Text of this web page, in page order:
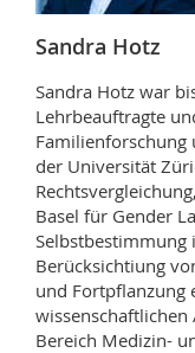
Fak. für
Math.-Nat. und
Interfakultär
Forschende
Mitarbeitende
Doktorierende
Bibliotheken
Webmail
MyUnifr
Sandra Hotz
Sandra Hotz war
Lehrbeauftragte
Familienforschung
der Universität
Basel für Gender
Selbstbestimmung
Berücksichtiung
und Fortpflanzung
wissenschaftlichen
Bereich Medizin-